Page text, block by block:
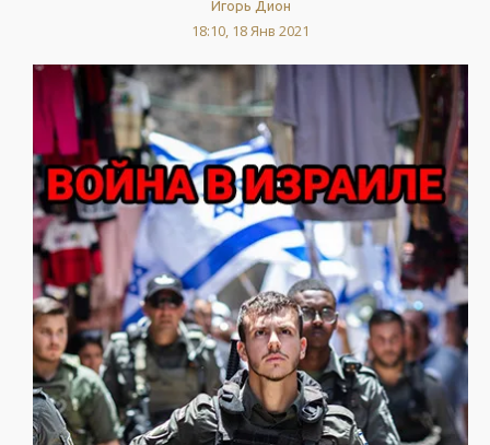
Игорь Дион
18:10, 18 Янв 2021